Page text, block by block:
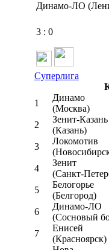
Динамо-ЛО
3 : 0
Суперлига
1
Динамо
(Москва)
2
Зенит-Казань
(Казань)
3
Локомотив
4
Зенит
(Санкт-
5
Белогорье
(Белгород)
6
Динамо-ЛО
(Сосновый
7
Енисей
(Красноярск)